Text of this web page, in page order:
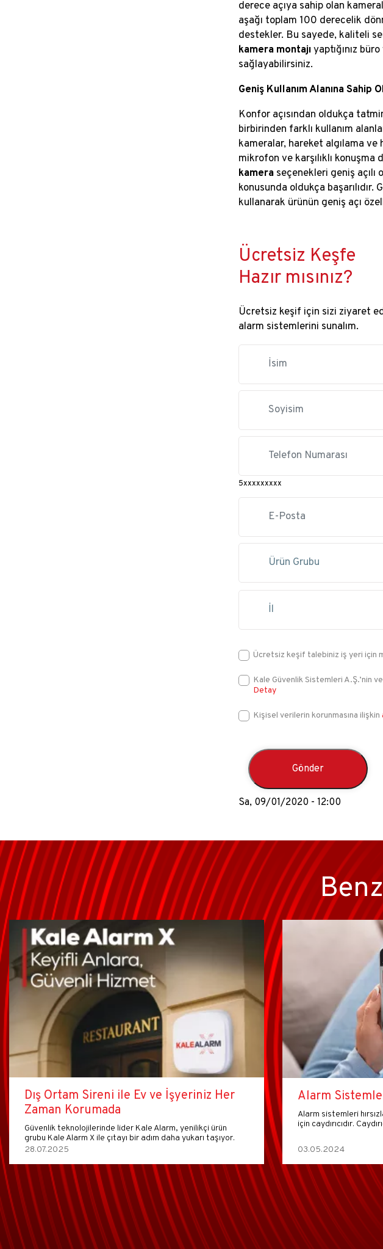
derece açıya sahip olan
aşağı toplam 100 derecelik
destekler. Bu sayede, kaliteli
kamera montajıyaptığınız
sağlayabilirsiniz.
Geniş Kullanım Alanına
Konfor açısından oldukça
birbirinden farklı kullanım
kameralar, hareket algılama
mikrofon ve karşılıklı
kamera seçenekleri geniş
konusunda oldukça
kullanarak ürünün geniş açı
Ücretsiz Keşfe
Hazır mısınız?
Ücretsiz keşif için sizi ziyaret
alarm sistemlerini sunalım.
5xxxxxxxxx
Ücretsiz keşif talebiniz iş yeri için
Kale Güvenlik Sistemleri A.Ş.’nin
Detay
Kişisel verilerin korunmasına ilişkin
Sa, 09/01/2020 - 12:00
Alarm Sistemleri Caydırıcı mı?
Alarm sistemleri hırsızların bir evi hedeflemesini engellediği
için caydırıcıdır. Caydırıcı alarm sistemleri…
03.05.2024
Isı Dedektörü
Tehlikeli sonuçlar
yangın ortaya
19.04.2024